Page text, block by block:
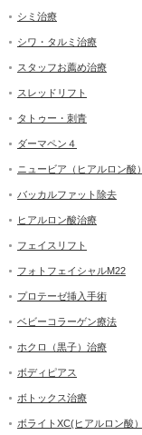
シミ治療
シワ・タルミ治療
スタッフお薦め治療
スレッドリフト
タトゥー・刺青
ダーマペン４
ニュービア（ヒアルロン酸）
バッカルファット除去
ヒアルロン酸治療
フェイスリフト
フォトフェイシャルM22
プロテーゼ挿入手術
ベビーコラーゲン療法
ホクロ（黒子）治療
ボディピアス
ボトックス治療
ボライトXC(ヒアルロン酸）